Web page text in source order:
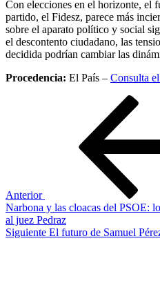
Con elecciones en el horizonte, el
partido, el Fidesz, parece más
sobre el aparato político y social
el descontento ciudadano, las
decidida podrían cambiar las
Procedencia: El País – Consulta
Anterior
Narbona y las cloacas del PSOE:
al juez Pedraz
Siguiente
Siguiente El futuro de Samuel